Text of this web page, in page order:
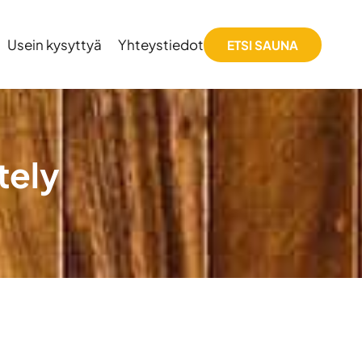
Usein kysyttyä Yhteystiedot ETSI SAUNA